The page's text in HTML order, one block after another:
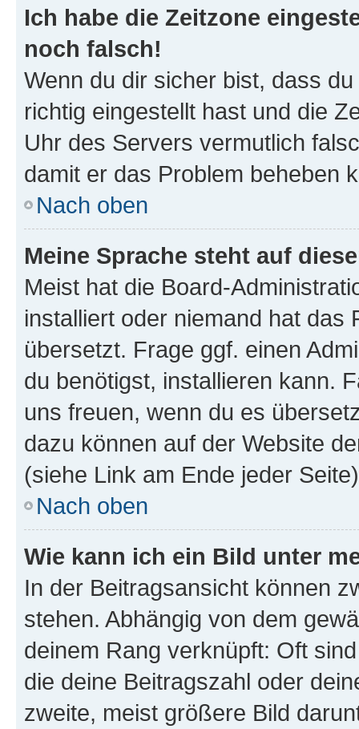
Ich habe die Zeitzone
noch falsch!
Wenn du dir sicher bist, dass
richtig eingestellt hast und die
Uhr des Servers vermutlich
damit er das Problem beheben
Nach oben
Meine Sprache steht auf
Meist hat die Board-
installiert oder niemand hat das
übersetzt. Frage ggf. einen
du benötigst, installieren kann.
uns freuen, wenn du es
dazu können auf der Website
(siehe Link am Ende jeder
Nach oben
Wie kann ich ein Bild unter
In der Beitragsansicht können
stehen. Abhängig von dem
deinem Rang verknüpft: Oft
die deine Beitragszahl oder
zweite, meist größere Bild